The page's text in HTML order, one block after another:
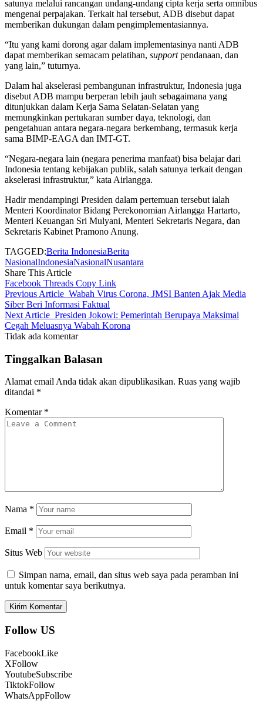
satunya melalui rancangan undang-undang cipta kerja serta omnibus
mengenai perpajakan. Terkait hal tersebut, ADB disebut dapat
memberikan dukungan dalam pengimplementasiannya.
“Itu yang kami dorong agar dalam implementasinya nanti ADB
dapat memberikan semacam pelatihan, supportpendanaan, dan
yang lain,” tuturnya.
Dalam hal akselerasi pembangunan infrastruktur, Indonesia juga
disebut ADB mampu berperan lebih jauh sebagaimana yang
ditunjukkan dalam Kerja Sama Selatan-Selatan yang
memungkinkan pertukaran sumber daya, teknologi, dan
pengetahuan antara negara-negara berkembang, termasuk kerja
sama BIMP-EAGA dan IMT-GT.
“Negara-negara lain (negara penerima manfaat) bisa belajar dari
Indonesia tentang kebijakan publik, salah satunya terkait dengan
akselerasi infrastruktur,” kata Airlangga.
Hadir mendampingi Presiden dalam pertemuan tersebut ialah
Menteri Koordinator Bidang Perekonomian Airlangga Hartarto,
Menteri Keuangan Sri Mulyani, Menteri Sekretaris Negara, dan
Sekretaris Kabinet Pramono Anung.
TAGGED:Berita IndonesiaBerita
NasionalIndonesiaNasionalNusantara
Share This Article
Facebook Threads Copy Link
Previous Article Wabah Virus Corona, JMSI Banten Ajak Media
Siber Beri Informasi Faktual
Next Article Presiden Jokowi: Pemerintah Berupaya Maksimal
Cegah Meluasnya Wabah Korona
Tidak ada komentar
Tinggalkan Balasan
Alamat email Anda tidak akan dipublikasikan. Ruas yang wajib
ditandai *
Komentar *
Nama *
Email *
Situs Web
Simpan nama, email, dan situs web saya pada peramban ini
untuk komentar saya berikutnya.
Follow US
FacebookLike
XFollow
YoutubeSubscribe
TiktokFollow
WhatsAppFollow